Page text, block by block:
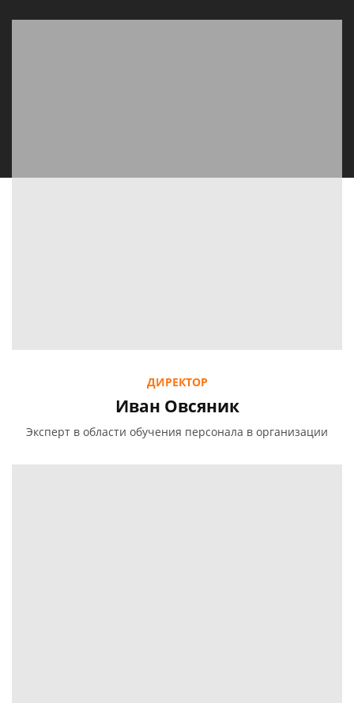
ДИРЕКТОР
Иван Овсяник
Эксперт в области обучения персонала в организации